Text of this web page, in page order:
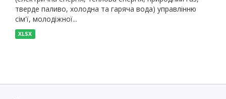
тверде паливо, холодна та гаряча вода) управлінню
сім'ї, молодіжної...
XLSX